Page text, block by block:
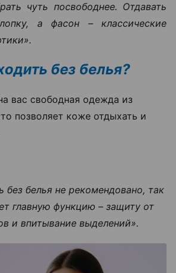
чуть посвободнее. Отдавать
а фасон – классические
без белья?
вас свободная одежда из
позволяет коже отдыхать и
без белья не рекомендовано, так
главную функцию – защиту от
и впитывание выделений».